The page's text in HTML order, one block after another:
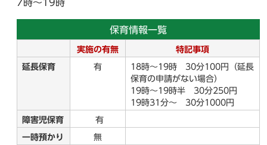
7時～19時
保育情報一覧
実施の有無 特記事項
延長保育 有
18時～19時 30分100円（延長
保育の申請がない場合）
19時～19時半 30分250円
19時31分～ 30分1000円
障害児保育 有
一時預かり 無